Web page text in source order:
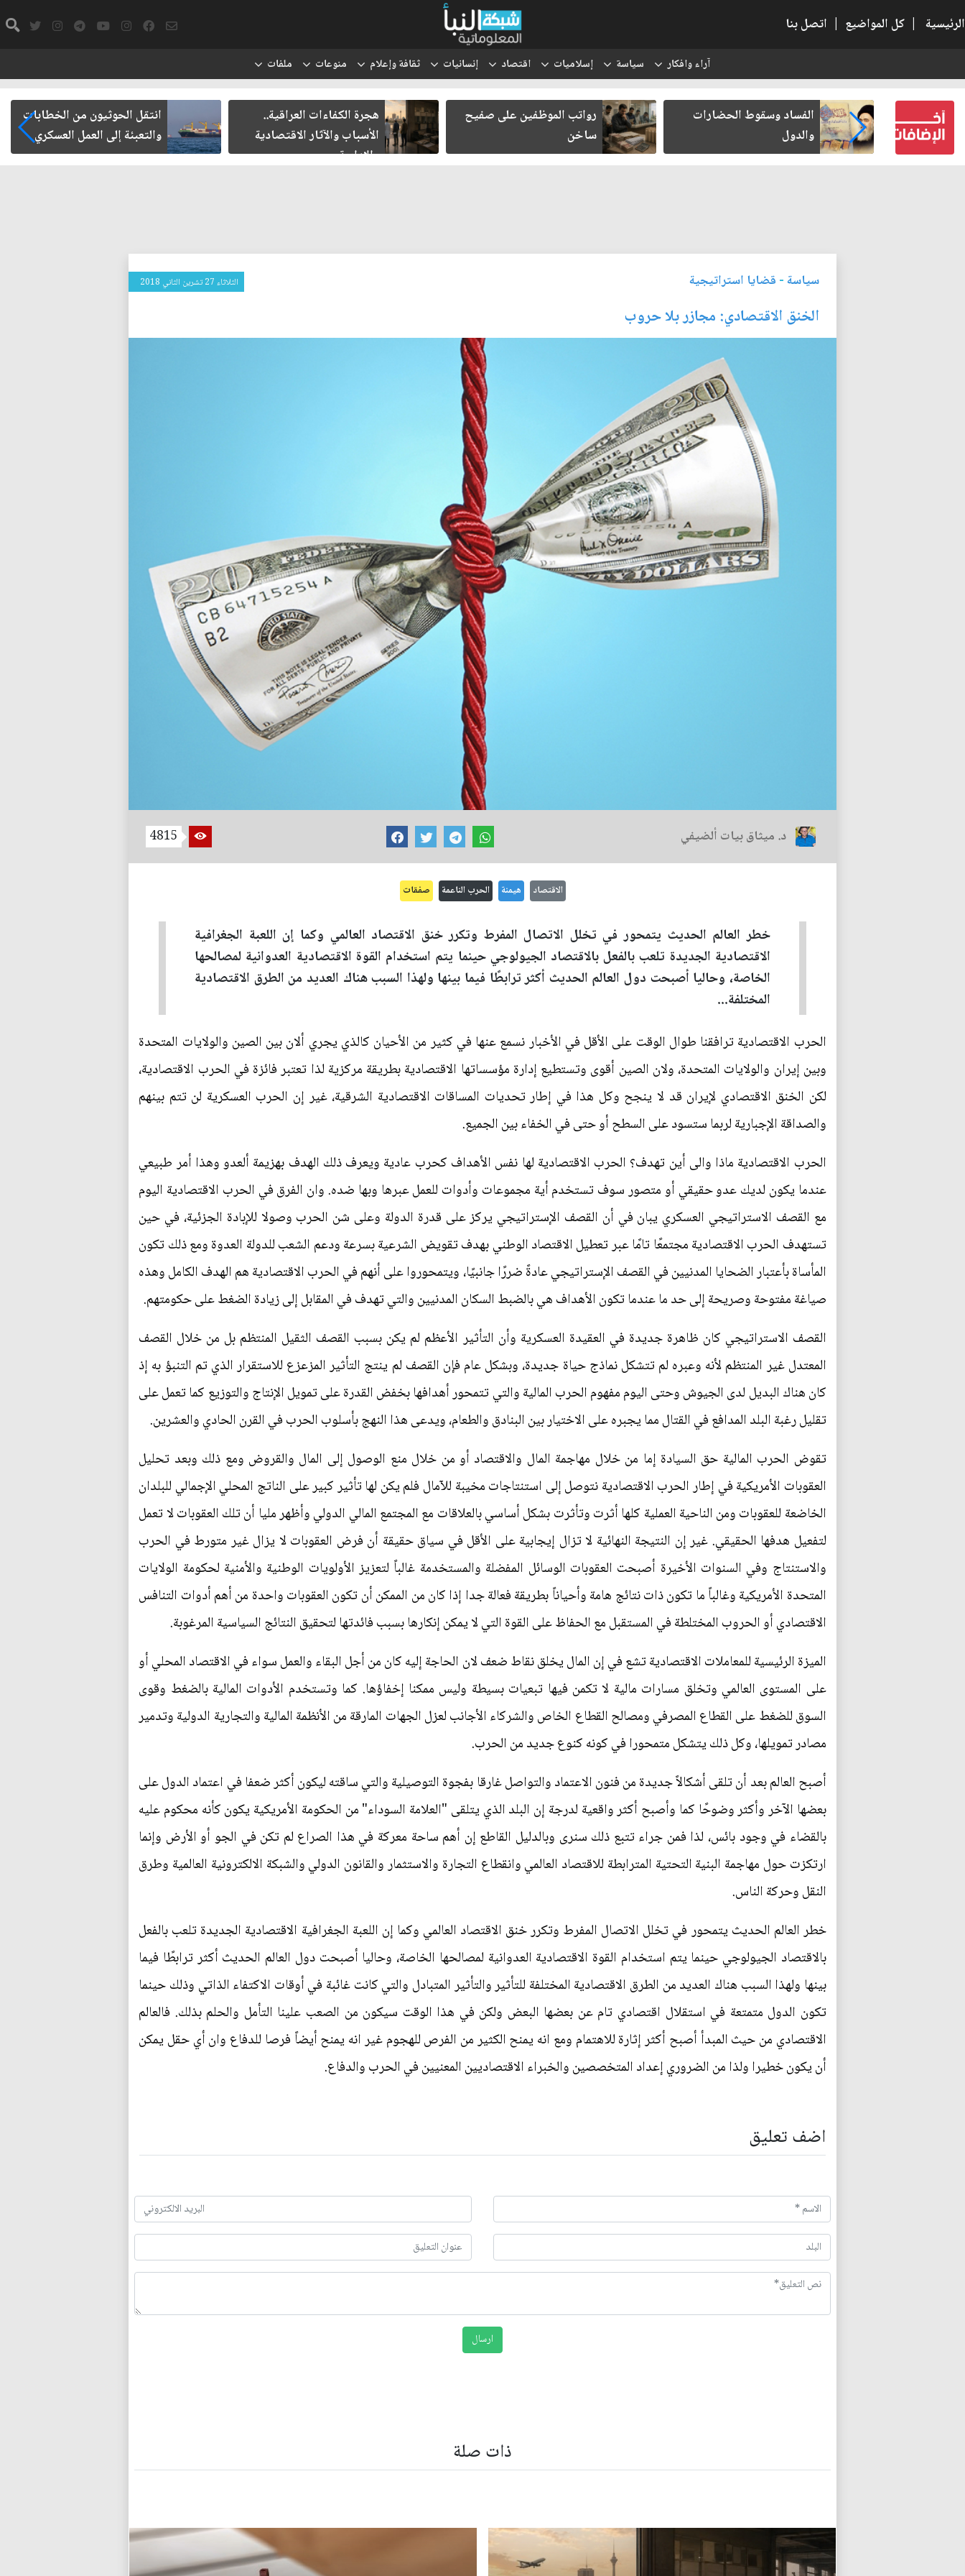
الرئيسية | كل المواضيع | اتصل بنا
آراء وافكار سياسة إسلاميات اقتصاد إنسانيات ثقافة وإعلام منوعات ملفات
كتب لنفسه
الفساد وسقوط الحضارات
والدول
رواتب الموظفين على صفيح
ساخن
هجرة الكفاءات العراقية..
الأسباب والآثار الاقتصادية
والإدارية
انتقل الحوثيون من الخطابات
والتعبئة إلى العمل العسكري
سياسة- قضايا استراتيجية الثلاثاء 27 تشرين الثاني 2018
الخنق الاقتصادي: مجازر بلا حروب
د. ميثاق بيات ألضيفي 4815
الاقتصاد هيمنة الحرب الناعمة صفقات
خطر العالم الحديث يتمحور في تخلل الاتصال المفرط وتكرر خنق الاقتصاد العالمي وكما إن اللعبة الجغرافية
الاقتصادية الجديدة تلعب بالفعل بالاقتصاد الجيولوجي حينما يتم استخدام القوة الاقتصادية العدوانية لمصالحها
الخاصة، وحاليا أصبحت دول العالم الحديث أكثر ترابطًا فيما بينها ولهذا السبب هناك العديد من الطرق الاقتصادية
المختلفة...
الحرب الاقتصادية ترافقنا طوال الوقت على الأقل في الأخبار نسمع عنها في كثير من الأحيان كالذي يجري ألان بين الصين والولايات المتحدة
وبين إيران والولايات المتحدة، ولان الصين أقوى وتستطيع إدارة مؤسساتها الاقتصادية بطريقة مركزية لذا تعتبر فائزة في الحرب الاقتصادية،
لكن الخنق الاقتصادي لإيران قد لا ينجح وكل هذا في إطار تحديات المساقات الاقتصادية الشرقية، غير إن الحرب العسكرية لن تتم بينهم
والصداقة الإجبارية لربما ستسود على السطح أو حتى في الخفاء بين الجميع.
الحرب الاقتصادية ماذا والى أين تهدف؟ الحرب الاقتصادية لها نفس الأهداف كحرب عادية ويعرف ذلك الهدف بهزيمة ألعدو وهذا أمر طبيعي
عندما يكون لديك عدو حقيقي أو متصور سوف تستخدم أية مجموعات وأدوات للعمل عبرها وبها ضده. وان الفرق في الحرب الاقتصادية اليوم
مع القصف الاستراتيجي العسكري يبان في أن القصف الإستراتيجي يركز على قدرة الدولة وعلى شن الحرب وصولا للإبادة الجزئية، في حين
تستهدف الحرب الاقتصادية مجتمعًا تامًا عبر تعطيل الاقتصاد الوطني بهدف تقويض الشرعية بسرعة ودعم الشعب للدولة العدوة ومع ذلك تكون
المأساة بأعتبار الضحايا المدنيين في القصف الإستراتيجي عادةً ضررًا جانبيًا، ويتمحوروا على أنهم في الحرب الاقتصادية هم الهدف الكامل وهذه
صياغة مفتوحة وصريحة إلى حد ما عندما تكون الأهداف هي بالضبط السكان المدنيين والتي تهدف في المقابل إلى زيادة الضغط على حكومتهم.
القصف الاستراتيجي كان ظاهرة جديدة في العقيدة العسكرية وأن التأثير الأعظم لم يكن بسبب القصف الثقيل المنتظم بل من خلال القصف
المعتدل غير المنتظم لأنه وعبره لم تتشكل نماذج حياة جديدة، وبشكل عام فإن القصف لم ينتج التأثير المزعزع للاستقرار الذي تم التنبؤ به إذ
كان هناك البديل لدى الجيوش وحتى اليوم مفهوم الحرب المالية والتي تتمحور أهدافها بخفض القدرة على تمويل الإنتاج والتوزيع كما تعمل على
تقليل رغبة البلد المدافع في القتال مما يجبره على الاختيار بين البنادق والطعام، ويدعى هذا النهج بأسلوب الحرب في القرن الحادي والعشرين.
تقوض الحرب المالية حق السيادة إما من خلال مهاجمة المال والاقتصاد أو من خلال منع الوصول إلى المال والقروض ومع ذلك وبعد تحليل
العقوبات الأمريكية في إطار الحرب الاقتصادية نتوصل إلى استنتاجات مخيبة للآمال فلم يكن لها تأثير كبير على الناتج المحلي الإجمالي للبلدان
الخاضعة للعقوبات ومن الناحية العملية كلها أثرت وتأثرت بشكل أساسي بالعلاقات مع المجتمع المالي الدولي وأظهر مليا أن تلك العقوبات لا تعمل
لتفعيل هدفها الحقيقي. غير إن النتيجة النهائية لا تزال إيجابية على الأقل في سياق حقيقة أن فرض العقوبات لا يزال غير متورط في الحرب
والاستنتاج وفي السنوات الأخيرة أصبحت العقوبات الوسائل المفضلة والمستخدمة غالباً لتعزيز الأولويات الوطنية والأمنية لحكومة الولايات
المتحدة الأمريكية وغالباً ما تكون ذات نتائج هامة وأحياناً بطريقة فعالة جدا إذا كان من الممكن أن تكون العقوبات واحدة من أهم أدوات التنافس
الاقتصادي أو الحروب المختلطة في المستقبل مع الحفاظ على القوة التي لا يمكن إنكارها بسبب فائدتها لتحقيق النتائج السياسية المرغوبة.
الميزة الرئيسية للمعاملات الاقتصادية تشع في إن المال يخلق نقاط ضعف لان الحاجة إليه كان من أجل البقاء والعمل سواء في الاقتصاد المحلي أو
على المستوى العالمي وتخلق مسارات مالية لا تكمن فيها تبعيات بسيطة وليس ممكنا إخفاؤها. كما وتستخدم الأدوات المالية بالضغط وقوى
السوق للضغط على القطاع المصرفي ومصالح القطاع الخاص والشركاء الأجانب لعزل الجهات المارقة من الأنظمة المالية والتجارية الدولية وتدمير
مصادر تمويلها، وكل ذلك يتشكل متمحورا في كونه كنوع جديد من الحرب.
أصبح العالم بعد أن تلقى أشكالاً جديدة من فنون الاعتماد والتواصل غارقا بفجوة التوصيلية والتي ساقته ليكون أكثر ضعفا في اعتماد الدول على
بعضها الآخر وأكثر وضوحًا كما وأصبح أكثر واقعية لدرجة إن البلد الذي يتلقى "العلامة السوداء" من الحكومة الأمريكية يكون كأنه محكوم عليه
بالقضاء في وجود بائس، لذا فمن جراء تتبع ذلك سنرى وبالدليل القاطع إن أهم ساحة معركة في هذا الصراع لم تكن في الجو أو الأرض وإنما
ارتكزت حول مهاجمة البنية التحتية المترابطة للاقتصاد العالمي وانقطاع التجارة والاستثمار والقانون الدولي والشبكة الالكترونية العالمية وطرق
النقل وحركة الناس.
خطر العالم الحديث يتمحور في تخلل الاتصال المفرط وتكرر خنق الاقتصاد العالمي وكما إن اللعبة الجغرافية الاقتصادية الجديدة تلعب بالفعل
بالاقتصاد الجيولوجي حينما يتم استخدام القوة الاقتصادية العدوانية لمصالحها الخاصة، وحاليا أصبحت دول العالم الحديث أكثر ترابطًا فيما
بينها ولهذا السبب هناك العديد من الطرق الاقتصادية المختلفة للتأثير والتأثير المتبادل والتي كانت غائبة في أوقات الاكتفاء الذاتي وذلك حينما
تكون الدول متمتعة في استقلال اقتصادي تام عن بعضها البعض ولكن في هذا الوقت سيكون من الصعب علينا التأمل والحلم بذلك. فالعالم
الاقتصادي من حيث المبدأ أصبح أكثر إثارة للاهتمام ومع انه يمنح الكثير من الفرص للهجوم غير انه يمنح أيضاً فرصا للدفاع وان أي حقل يمكن
أن يكون خطيرا ولذا من الضروري إعداد المتخصصين والخبراء الاقتصاديين المعنيين في الحرب والدفاع.
اضف تعليق
ذات صلة